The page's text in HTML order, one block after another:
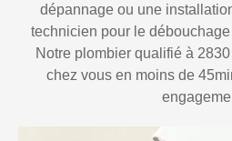
dépannage ou une
technicien pour le
Notre plombier qualifié à
chez vous en moins de